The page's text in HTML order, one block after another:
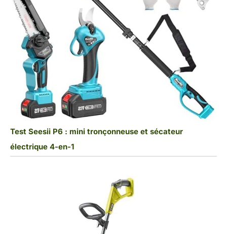
Test Seesii P6 : mini tronçonneuse et sécateur
électrique 4-en-1